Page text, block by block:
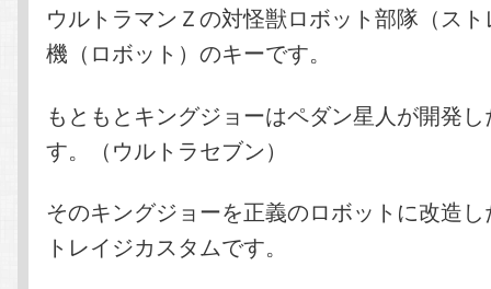
ウルトラマンＺの対怪獣ロボット部隊（ス
機（ロボット）のキーです。
もともとキングジョーはペダン星人が開発
す。（ウルトラセブン）
そのキングジョーを正義のロボットに改造
トレイジカスタムです。